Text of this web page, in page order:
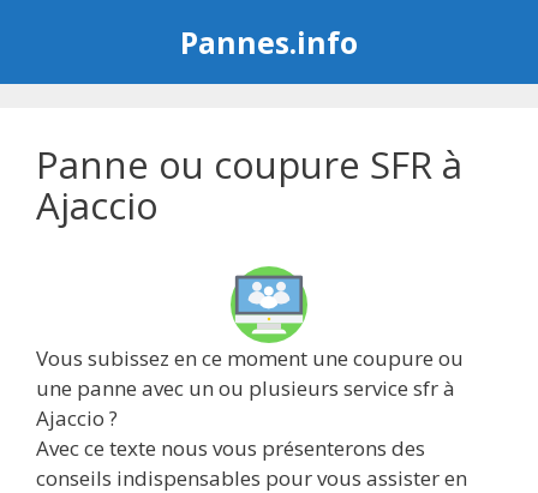
Pannes.info
Panne ou coupure SFR à
Ajaccio
Vous subissez en ce moment une coupure ou
une panne avec un ou plusieurs service sfr à
Ajaccio ?
Avec ce texte nous vous présenterons des
conseils indispensables pour vous assister en